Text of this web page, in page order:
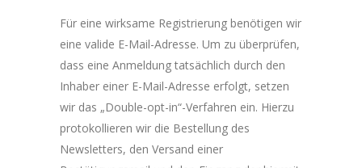
Für eine wirksame Registrierung benötigen wir
eine valide E-Mail-Adresse. Um zu überprüfen,
dass eine Anmeldung tatsächlich durch den
Inhaber einer E-Mail-Adresse erfolgt, setzen
wir das „Double-opt-in“-Verfahren ein. Hierzu
protokollieren wir die Bestellung des
Newsletters, den Versand einer